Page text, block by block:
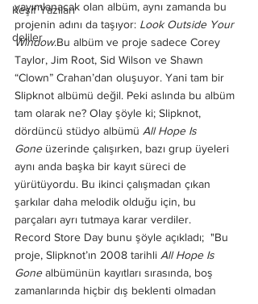
Keşif Yazıları
deliler
yayımlanacak olan albüm, aynı zamanda bu
projenin adını da taşıyor: Look Outside Your
Window.Bu albüm ve proje sadece Corey
Taylor, Jim Root, Sid Wilson ve Shawn
“Clown” Crahan’dan oluşuyor. Yani tam bir
Slipknot albümü değil. Peki aslında bu albüm
tam olarak ne? Olay şöyle ki; Slipknot,
dördüncü stüdyo albümü All Hope Is
Gone üzerinde çalışırken, bazı grup üyeleri
aynı anda başka bir kayıt süreci de
yürütüyordu. Bu ikinci çalışmadan çıkan
şarkılar daha melodik olduğu için, bu
parçaları ayrı tutmaya karar verdiler.
Record Store Day bunu şöyle açıkladı;  "Bu
proje, Slipknot’ın 2008 tarihli All Hope Is
Gone albümünün kayıtları sırasında, boş
zamanlarında hiçbir dış beklenti olmadan